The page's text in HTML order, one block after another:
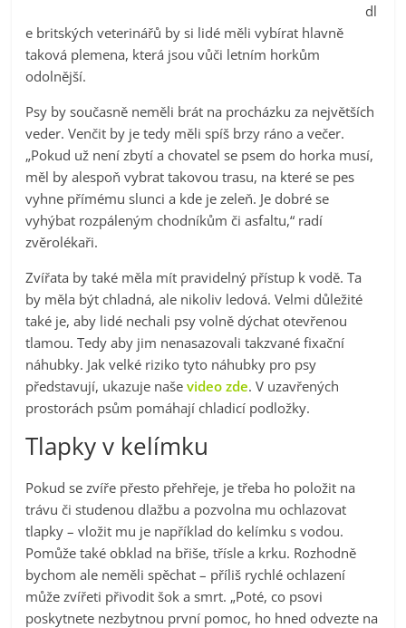
dl
e britských veterinářů by si lidé měli vybírat hlavně
taková plemena, která jsou vůči letním horkům
odolnější.
Psy by současně neměli brát na procházku za největších
veder. Venčit by je tedy měli spíš brzy ráno a večer.
„Pokud už není zbytí a chovatel se psem do horka musí,
měl by alespoň vybrat takovou trasu, na které se pes
vyhne přímému slunci a kde je zeleň. Je dobré se
vyhýbat rozpáleným chodníkům či asfaltu,“ radí
zvěrolékaři.
Zvířata by také měla mít pravidelný přístup k vodě. Ta
by měla být chladná, ale nikoliv ledová. Velmi důležité
také je, aby lidé nechali psy volně dýchat otevřenou
tlamou. Tedy aby jim nenasazovali takzvané fixační
náhubky. Jak velké riziko tyto náhubky pro psy
představují, ukazuje naše video zde. V uzavřených
prostorách psům pomáhají chladicí podložky.
Tlapky v kelímku
Pokud se zvíře přesto přehřeje, je třeba ho položit na
trávu či studenou dlažbu a pozvolna mu ochlazovat
tlapky – vložit mu je například do kelímku s vodou.
Pomůže také obklad na břiše, třísle a krku. Rozhodně
bychom ale neměli spěchat – příliš rychlé ochlazení
může zvířeti přivodit šok a smrt. „Poté, co psovi
poskytnete nezbytnou první pomoc, ho hned odvezte na